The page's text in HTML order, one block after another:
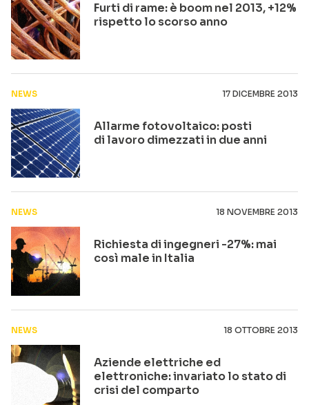
Furti di rame: è boom nel 2013, +12%
rispetto lo scorso anno
NEWS 17 DICEMBRE 2013
Allarme fotovoltaico: posti
di lavoro dimezzati in due anni
NEWS 18 NOVEMBRE 2013
Richiesta di ingegneri -27%: mai
così male in Italia
NEWS 18 OTTOBRE 2013
Aziende elettriche ed
elettroniche: invariato lo stato di
crisi del comparto